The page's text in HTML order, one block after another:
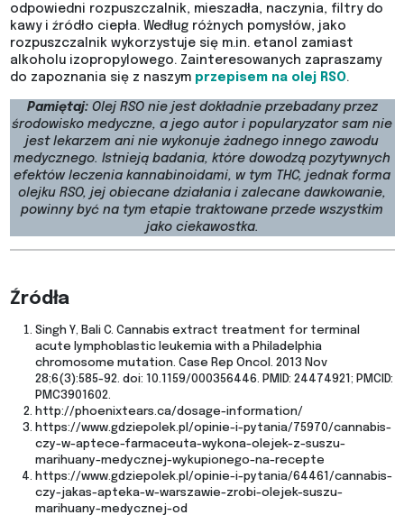
odpowiedni rozpuszczalnik, mieszadła, naczynia, filtry do
kawy i źródło ciepła. Według różnych pomysłów, jako
rozpuszczalnik wykorzystuje się m.in. etanol zamiast
alkoholu izopropylowego. Zainteresowanych zapraszamy
do zapoznania się z naszym przepisem na olej RSO.
Pamiętaj: Olej RSO nie jest dokładnie przebadany przez
środowisko medyczne, a jego autor i popularyzator sam nie
jest lekarzem ani nie wykonuje żadnego innego zawodu
medycznego. Istnieją badania, które dowodzą pozytywnych
efektów leczenia kannabinoidami, w tym THC, jednak forma
olejku RSO, jej obiecane działania i zalecane dawkowanie,
powinny być na tym etapie traktowane przede wszystkim
jako ciekawostka.
Źródła
Singh Y, Bali C. Cannabis extract treatment for terminal
acute lymphoblastic leukemia with a Philadelphia
chromosome mutation. Case Rep Oncol. 2013 Nov
28;6(3):585-92. doi: 10.1159/000356446. PMID: 24474921; PMCID:
PMC3901602.
http://phoenixtears.ca/dosage-information/
https://www.gdziepolek.pl/opinie-i-pytania/75970/cannabis-
czy-w-aptece-farmaceuta-wykona-olejek-z-suszu-
marihuany-medycznej-wykupionego-na-recepte
https://www.gdziepolek.pl/opinie-i-pytania/64461/cannabis-
czy-jakas-apteka-w-warszawie-zrobi-olejek-suszu-
marihuany-medycznej-od